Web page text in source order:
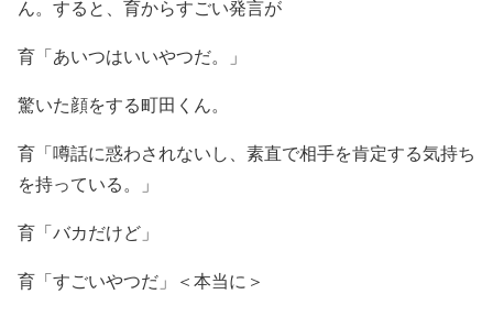
ん。すると、育からすごい発言が
育「あいつはいいやつだ。」
驚いた顔をする町田くん。
育「噂話に惑わされないし、素直で相手を肯定する気持ち
を持っている。」
育「バカだけど」
育「すごいやつだ」＜本当に＞